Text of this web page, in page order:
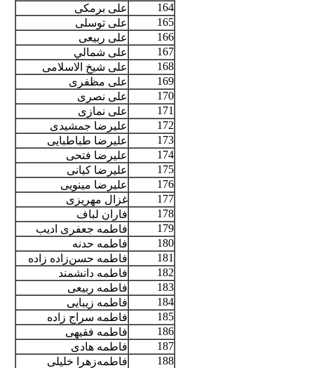
164
علی برمکی
165
علی توسلی
166
علی ربیعی
167
علی شمالي
168
علی شیخ الاسلامی
169
علی مظفری
170
علی نصری
171
علی نمازی
172
علیرضا جمشیدی
173
علیرضا طباطبایی
174
علیرضا فتحی
175
علیرضا کیانی
176
علیرضا مینویی
177
غزال مهریزی
178
فاران لباف
179
فاطمه جعفری ادیب
180
فاطمه حدنه
181
فاطمه حسن‌زاده زاده
182
فاطمه دانشمند
183
فاطمه ربیعی
184
فاطمه زیبایی
185
فاطمه سراج زاده
186
فاطمه فقیهی
187
فاطمه هادی
188
فاطمه‌زهرا خلیلی